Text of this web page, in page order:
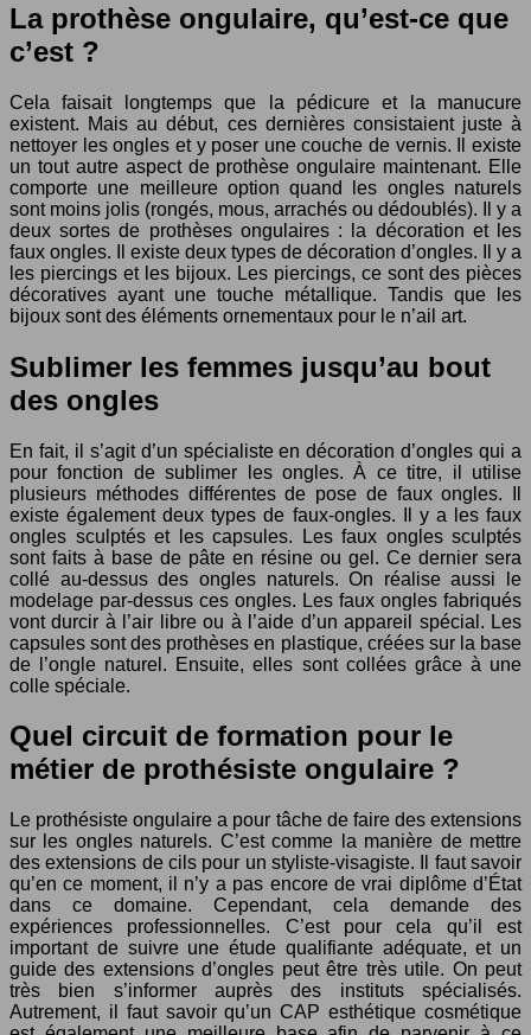
La prothèse ongulaire, qu’est-ce que
c’est ?
Cela faisait longtemps que la pédicure et la manucure
existent. Mais au début, ces dernières consistaient juste à
nettoyer les ongles et y poser une couche de vernis. Il existe
un tout autre aspect de prothèse ongulaire maintenant. Elle
comporte une meilleure option quand les ongles naturels
sont moins jolis (rongés, mous, arrachés ou dédoublés). Il y a
deux sortes de prothèses ongulaires : la décoration et les
faux ongles. Il existe deux types de décoration d’ongles. Il y a
les piercings et les bijoux. Les piercings, ce sont des pièces
décoratives ayant une touche métallique. Tandis que les
bijoux sont des éléments ornementaux pour le n’ail art.
Sublimer les femmes jusqu’au bout
des ongles
En fait, il s’agit d’un spécialiste en décoration d’ongles qui a
pour fonction de sublimer les ongles. À ce titre, il utilise
plusieurs méthodes différentes de pose de faux ongles. Il
existe également deux types de faux-ongles. Il y a les faux
ongles sculptés et les capsules. Les faux ongles sculptés
sont faits à base de pâte en résine ou gel. Ce dernier sera
collé au-dessus des ongles naturels. On réalise aussi le
modelage par-dessus ces ongles. Les faux ongles fabriqués
vont durcir à l’air libre ou à l’aide d’un appareil spécial. Les
capsules sont des prothèses en plastique, créées sur la base
de l’ongle naturel. Ensuite, elles sont collées grâce à une
colle spéciale.
Quel circuit de formation pour le
métier de prothésiste ongulaire ?
Le prothésiste ongulaire a pour tâche de faire des extensions
sur les ongles naturels. C’est comme la manière de mettre
des extensions de cils pour un styliste-visagiste. Il faut savoir
qu’en ce moment, il n’y a pas encore de vrai diplôme d’État
dans ce domaine. Cependant, cela demande des
expériences professionnelles. C’est pour cela qu’il est
important de suivre une étude qualifiante adéquate, et un
guide des extensions d’ongles peut être très utile. On peut
très bien s’informer auprès des instituts spécialisés.
Autrement, il faut savoir qu’un CAP esthétique cosmétique